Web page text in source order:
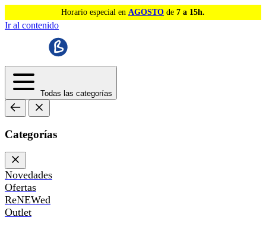
Horario especial en AGOSTO de 7 a 15h.
Ir al contenido
Todas las categorías
Categorías
Novedades
Ofertas
ReNEWed
Outlet